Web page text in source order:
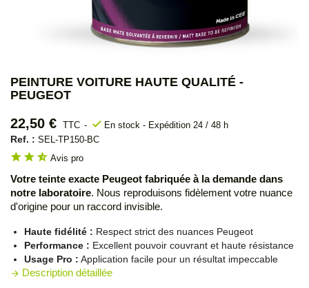
PEINTURE VOITURE HAUTE QUALITÉ -
PEUGEOT
22,50 € TTC check En stock - Expédition 24 / 48 h
Ref. : SEL-TP150-BC
star star star_half Avis pro
Votre teinte exacte Peugeot fabriquée à la demande dans
notre laboratoire. Nous reproduisons fidèlement votre nuance
d'origine pour un raccord invisible.
Haute fidélité : Respect strict des nuances Peugeot
Performance : Excellent pouvoir couvrant et haute résistance
Usage Pro : Application facile pour un résultat impeccable
arrow_forward Description détaillée